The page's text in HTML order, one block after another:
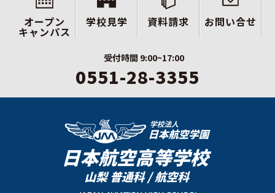
オープン
キャンパス
学校見学 資料請求 お問い合せ
受付時間 9:00~17:00
0551-28-3355